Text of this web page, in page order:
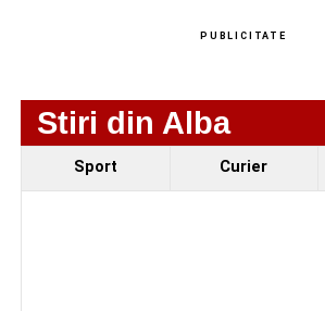
Evenimentul face parte din programul
Camp 2026, proiect susținut de
care urmărește să ofere tinerilor
PUBLICITATE
Stiri din Alba
Sport Curier